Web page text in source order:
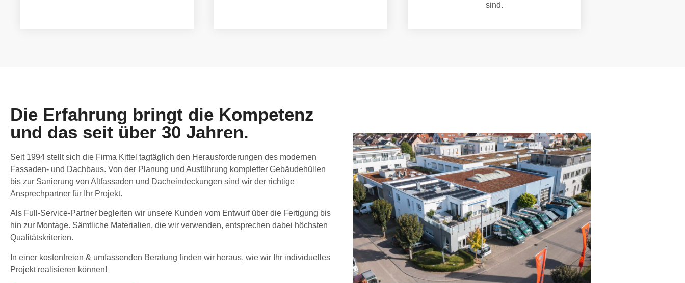
sind.
Die Erfahrung bringt die Kompetenz
und das seit über 30 Jahren.
Seit 1994 stellt sich die Firma Kittel tagtäglich den Herausforderungen des modernen
Fassaden- und Dachbaus. Von der Planung und Ausführung kompletter Gebäudehüllen
bis zur Sanierung von Altfassaden und Dacheindeckungen sind wir der richtige
Ansprechpartner für Ihr Projekt.
Als Full-Service-Partner begleiten wir unsere Kunden vom Entwurf über die Fertigung bis
hin zur Montage. Sämtliche Materialien, die wir verwenden, entsprechen dabei höchsten
Qualitätskriterien.
In einer kostenfreien & umfassenden Beratung finden wir heraus, wie wir Ihr individuelles
Projekt realisieren können!